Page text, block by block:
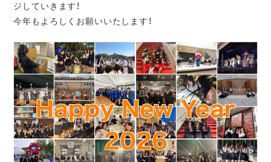
ジしていきます！
今年もよろしくお願いいたします！